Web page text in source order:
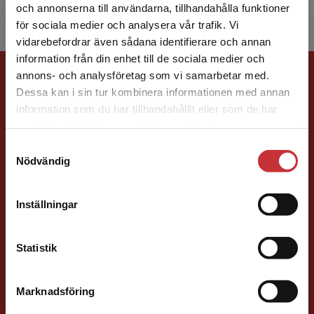
och annonserna till användarna, tillhandahålla funktioner
för sociala medier och analysera vår trafik. Vi
vidarebefordrar även sådana identifierare och annan
information från din enhet till de sociala medier och
annons- och analysföretag som vi samarbetar med.
Dessa kan i sin tur kombinera informationen med annan
information som du har tillhandahållit eller som de har
Nödvändig
Inställningar
Statistik
Marknadsföring
Begränsad fraktregion
Det verkar som att du besöker
studentlitteratur.se via en enhet utanför Sverige.
Vi erbjuder inte leveranser utanför Sverige. För
att kunna slutföra ett köp måste
Förlagskontakt
Samhällsvetenskap och humaniora, Språk